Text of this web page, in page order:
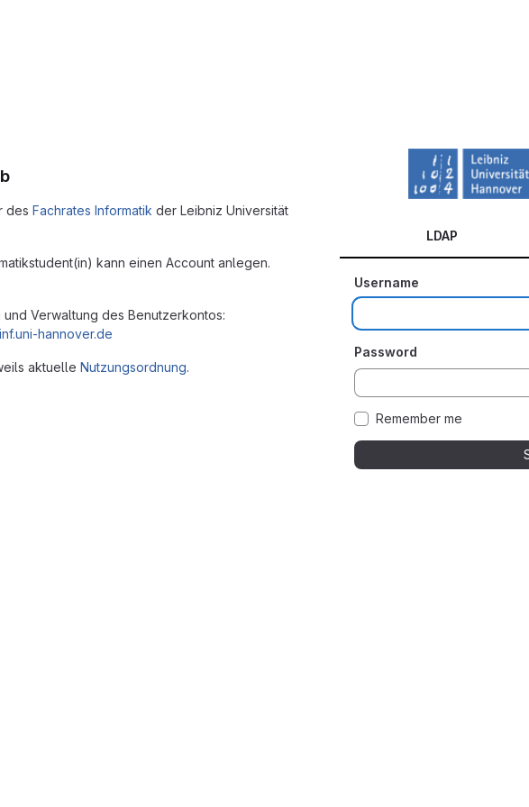
des Fachrates Informatik der Leibniz Universität
kann einen Account anlegen.
und Verwaltung des Benutzerkontos:
hannover.de
aktuelle Nutzungsordnung.
LDAP
Username
Password
Remember me